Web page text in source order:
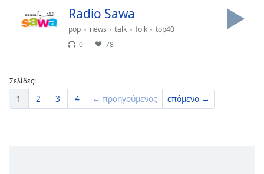
Radio Sawa
pop news talk folk
top40
0
78
Σελίδες:
1 2 3 4 ← προηγούμενος επόμενο →